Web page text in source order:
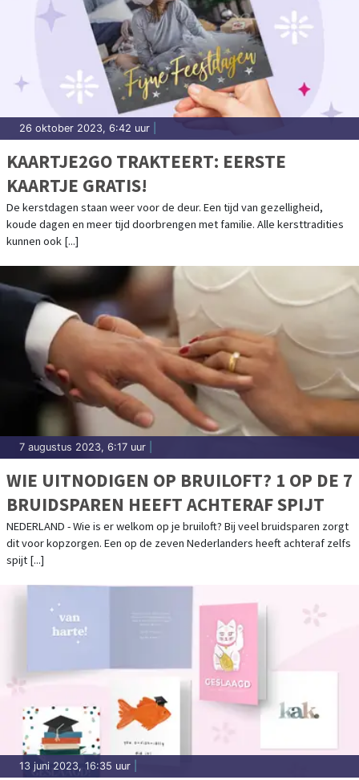
26 oktober 2023, 6:42 uur
KAARTJE2GO TRAKTEERT: EERSTE
KAARTJE GRATIS!
De kerstdagen staan weer voor de deur. Een tijd van gezelligheid,
koude dagen en meer tijd doorbrengen met familie. Alle kersttradities
kunnen ook [...]
7 augustus 2023, 6:17 uur
WIE UITNODIGEN OP BRUILOFT? 1 OP DE 7
BRUIDSPAREN HEEFT ACHTERAF SPIJT
NEDERLAND - Wie is er welkom op je bruiloft? Bij veel bruidsparen zorgt
dit voor kopzorgen. Een op de zeven Nederlanders heeft achteraf zelfs
spijt [...]
13 juni 2023, 16:35 uur